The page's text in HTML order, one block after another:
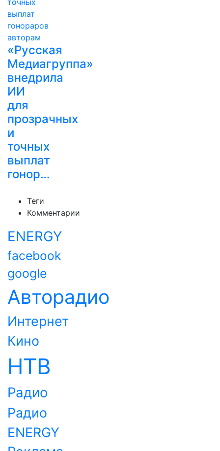
«Русская
Медиагруппа»
внедрила
ИИ
для
прозрачных
и
точных
выплат
гонор…
Теги
Комментарии
ENERGY
facebook
google
Авторадио
Интернет
Кино
НТВ
Радио
Радио
ENERGY